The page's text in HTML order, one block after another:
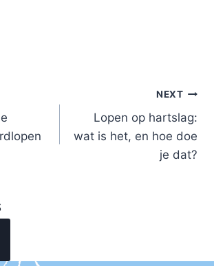
NEXT
Lopen op hartslag:
wat is het, en hoe doe
je dat?